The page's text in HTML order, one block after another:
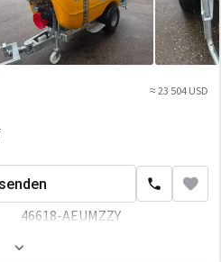
≈ 23 504 USD
46618-AEUMZZY
1500 L